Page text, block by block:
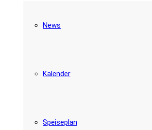
News
Kalender
Speiseplan